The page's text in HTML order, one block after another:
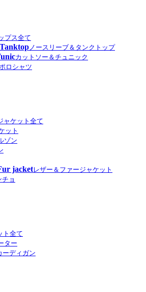
プス全て
ノースリーブ＆タンクトップ
カットソー＆チュニック
ロシャツ
ャケット全て
ット
ゾン
jacketレザー＆ファージャケット
ョ
ト全て
ター
ーディガン